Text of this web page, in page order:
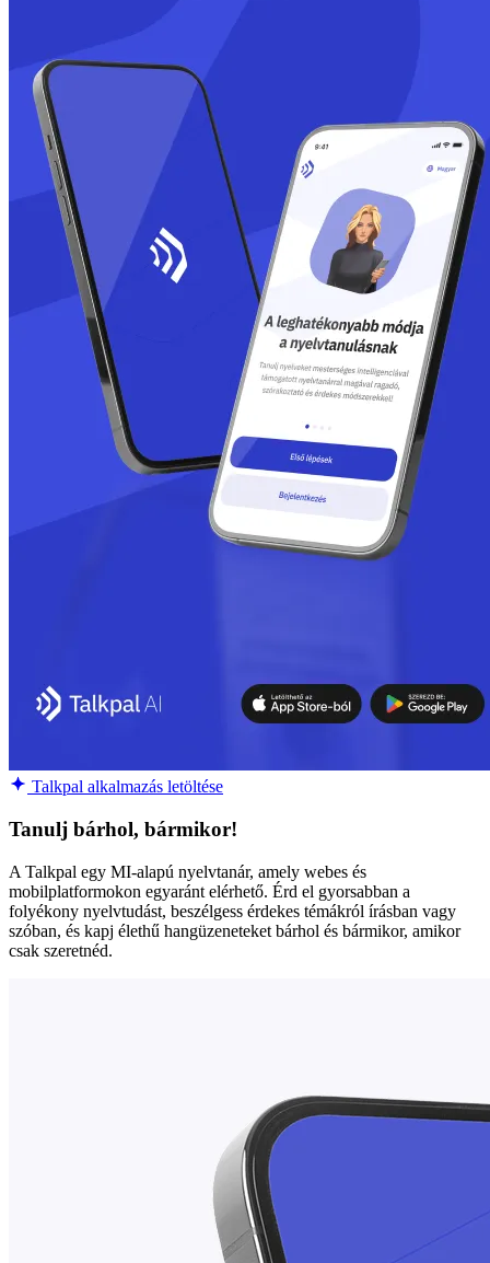
Talkpal alkalmazás letöltése
Tanulj bárhol, bármikor!
A Talkpal egy MI-alapú nyelvtanár, amely webes és
mobilplatformokon egyaránt elérhető. Érd el gyorsabban a
folyékony nyelvtudást, beszélgess érdekes témákról írásban vagy
szóban, és kapj élethű hangüzeneteket bárhol és bármikor, amikor
csak szeretnéd.